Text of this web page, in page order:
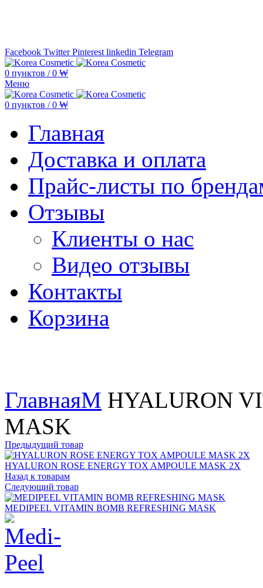
Facebook Twitter Pinterest linkedin Telegram
0 пунктов / 0 ₩
Меню
0 пунктов / 0 ₩
Главная
Доставка и оплата
Прайс-листы по
Отзывы
Клиенты о нас
Видео отзывы
Контакты
Корзина
ГлавнаяM HYALURON
MASK
Предыдущий товар
HYALURON ROSE ENERGY TOX AMPOULE MASK 2X
Назад к товарам
Следующий товар
MEDIPEEL VITAMIN BOMB REFRESHING MASK